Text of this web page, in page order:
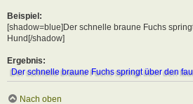
Beispiel:
[shadow=blue]Der schnelle braune Fuchs
Hund[/shadow]
Ergebnis:
Der schnelle braune Fuchs springt über den
Nach oben